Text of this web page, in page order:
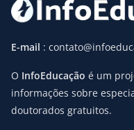
E-mail :
O InfoEducação é um
informações sobre
doutorados gratuitos.